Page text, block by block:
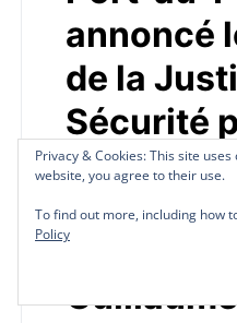
annoncé
de la
Sécurité
Me
e Me
Privacy & Cookies: This site
website, you agree to their use.
To find out more, including how
Policy
Privacy & Cookies: This site
website, you agree to their use.
To find out more, including how
Policy
Privacy & Cookies: This site
website, you agree to their use.
To find out more, including how
Policy